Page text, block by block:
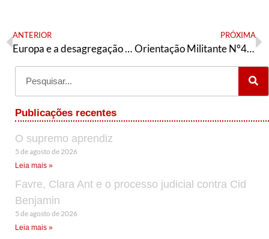
ANTERIOR
Europa e a desagregação do sistema capitalista – II
PRÓXIMA
Orientação Militante N°404 (12 de janeiro de 2024)
Publicações recentes
O supremo aprendiz
5 de agosto de 2026
Leia mais »
Favre, Clara Ant e o processo judicial contra Cid
Benjamin
5 de agosto de 2026
Leia mais »